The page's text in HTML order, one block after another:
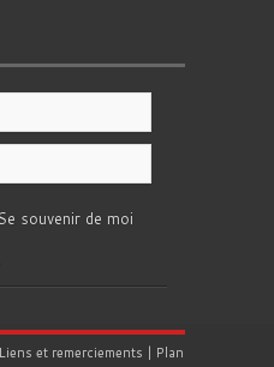
Se souvenir de moi
Liens et remerciements | Plan